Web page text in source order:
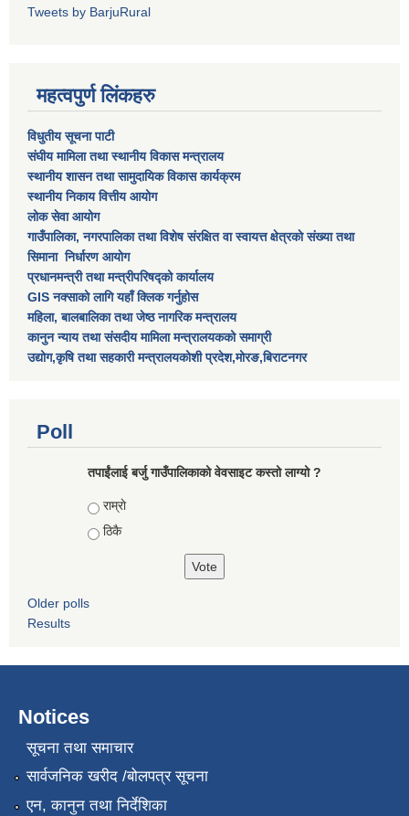
Tweets by BarjuRural
महत्वपुर्ण लिंकहरु
विधुतीय सूचना पाटी
संघीय मामिला तथा स्थानीय विकास मन्त्रालय
स्थानीय शासन तथा सामुदायिक विकास कार्यक्रम
स्थानीय निकाय वित्तीय आयोग
लोक सेवा आयोग
गाउँपालिका, नगरपालिका तथा विशेष स‌ंरक्षित वा स्वायत्त क्षेत्रकाे स‌ंख्या तथा
सिमाना निर्धारण आयाेग
प्रधानमन्त्री तथा मन्त्रीपरिषद्को कार्यालय
GIS नक्साको लागि यहाँ क्लिक गर्नुहोस
महिला, बालबालिका तथा जेष्ठ नागरिक मन्त्रालय
कानुन न्याय तथा संसदीय मामिला मन्त्रालयकको समाग्री
उद्योग,कृषि तथा सहकारी मन्त्रालयकोशी प्रदेश,मोरङ,बिराटनगर
Poll
तपाईंलाई बर्जु गाउँपालिकाको वेवसाइट कस्तो लाग्यो ?
Choices
राम्राे
ठिकै
Older polls
Results
Notices
सूचना तथा समाचार
सार्वजनिक खरीद /बोलपत्र सूचना
एन, कानुन तथा निर्देशिका